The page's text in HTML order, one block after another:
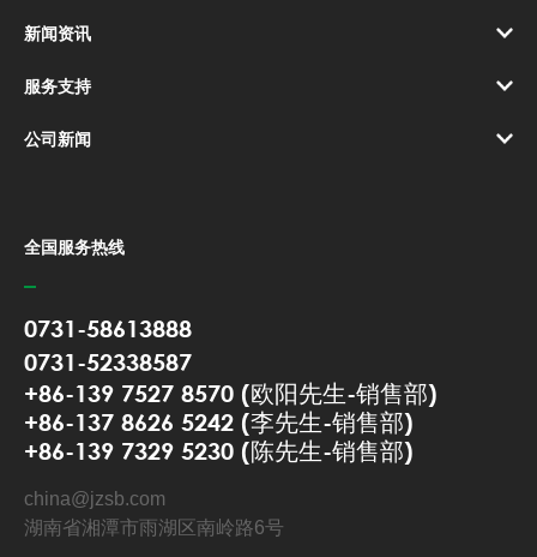
全国服务热线
0731-58613888
0731-52338587
+86-139 7527 8570 (欧阳先生-销售部)
+86-137 8626 5242 (李先生-销售部)
+86-139 7329 5230 (陈先生-销售部)
china@jzsb.com
湖南省湘潭市雨湖区南岭路6号
新闻资讯
服务支持
公司新闻